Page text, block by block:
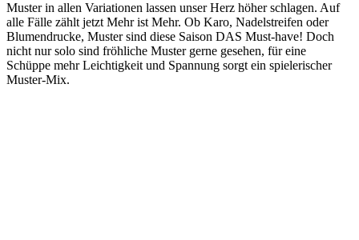
Muster in allen Variationen lassen unser Herz höher schlagen. Auf
alle Fälle zählt jetzt Mehr ist Mehr. Ob Karo, Nadelstreifen oder
Blumendrucke, Muster sind diese Saison DAS Must-have! Doch
nicht nur solo sind fröhliche Muster gerne gesehen, für eine
Schüppe mehr Leichtigkeit und Spannung sorgt ein spielerischer
Muster-Mix.